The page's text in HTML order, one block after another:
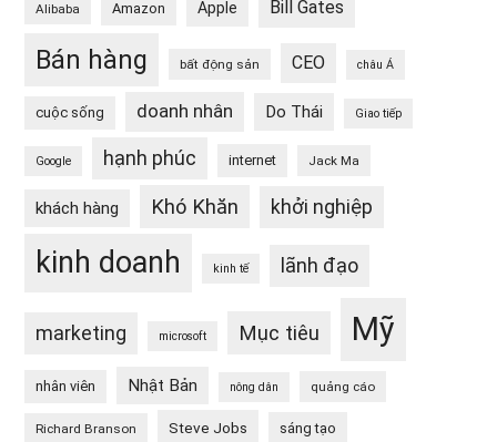
Alibaba Amazon Apple Bill Gates
Bán hàng bất động sản CEO châu Á
cuộc sống doanh nhân Do Thái Giao tiếp
Google hạnh phúc internet Jack Ma
khách hàng Khó Khăn khởi nghiệp
kinh doanh kinh tế lãnh đạo
marketing microsoft Mục tiêu Mỹ
nhân viên Nhật Bản nông dân quảng cáo
Richard Branson Steve Jobs sáng tạo